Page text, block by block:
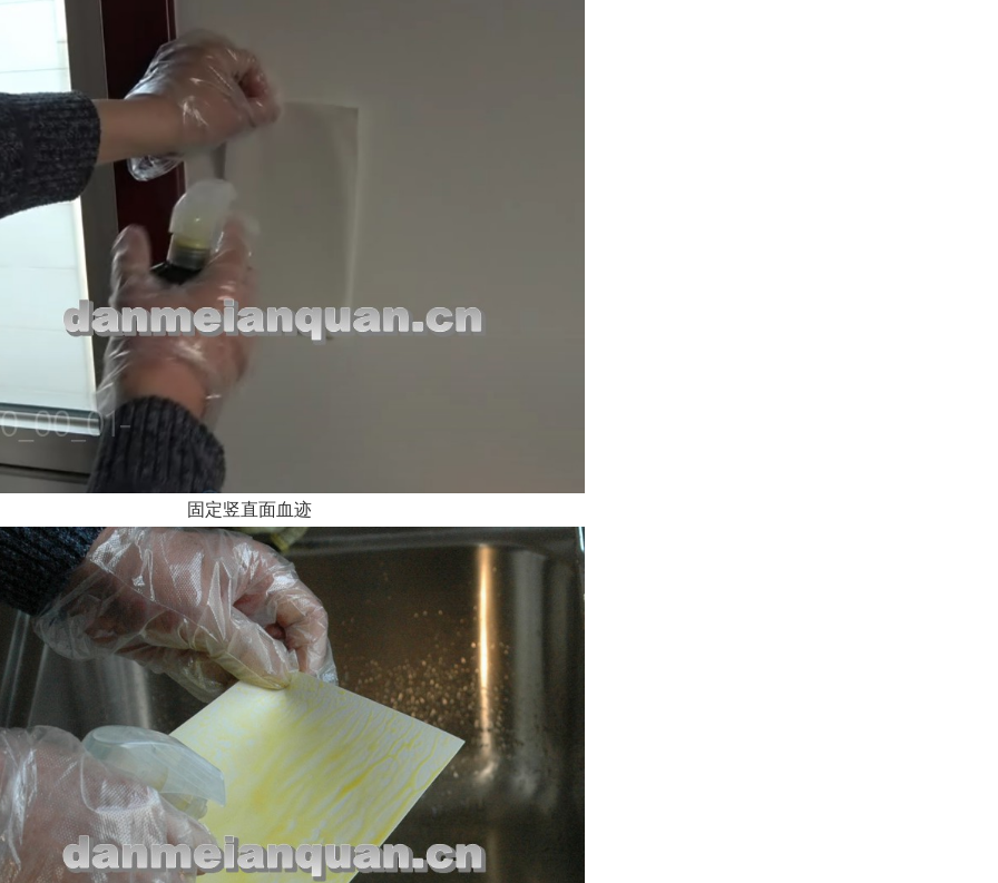
固定竖直面血迹